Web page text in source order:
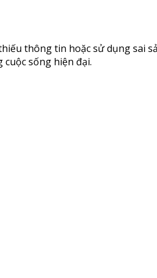
thông tin hoặc sử dụng sai
sống hiện đại.